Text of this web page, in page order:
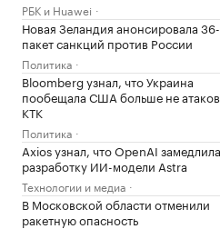
РБК и Huawei
Новая Зеландия анонсировала
пакет санкций против России
Политика
Bloomberg узнал, что Украина
пообещала США больше не
КТК
Политика
Axios узнал, что OpenAI замедлила
разработку ИИ-модели Astra
Технологии и медиа
В Московской области отменили
ракетную опасность